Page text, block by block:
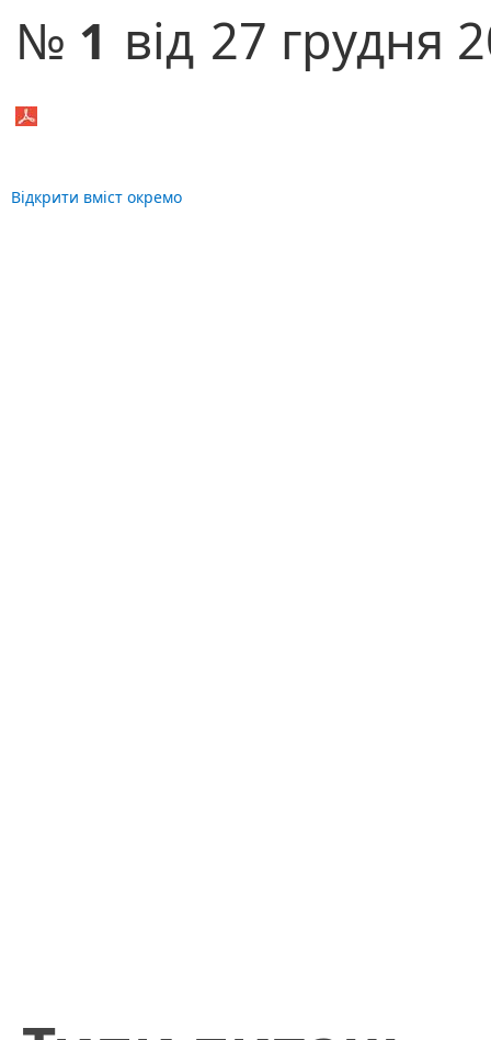
№ 1 від 27 грудня
Відкрити вміст окремо